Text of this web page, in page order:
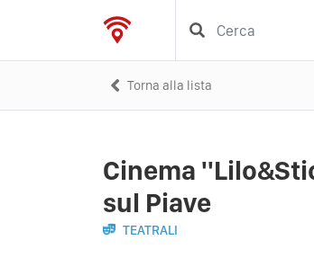
Torna alla lista
Cinema
sul Piave
TEATRALI